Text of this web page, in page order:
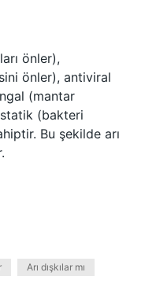
önler),
önler), antiviral
(mantar
(bakteri
Bu şekilde arı
Arı dışkılar mı